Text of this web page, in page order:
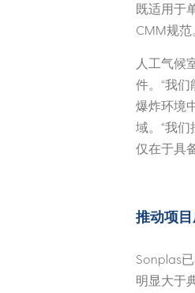
既适用于
CMM规范
人工气候
件。“我
爆炸环境
域。“我们
仅在于具
推动项
Sonplas
明显大于